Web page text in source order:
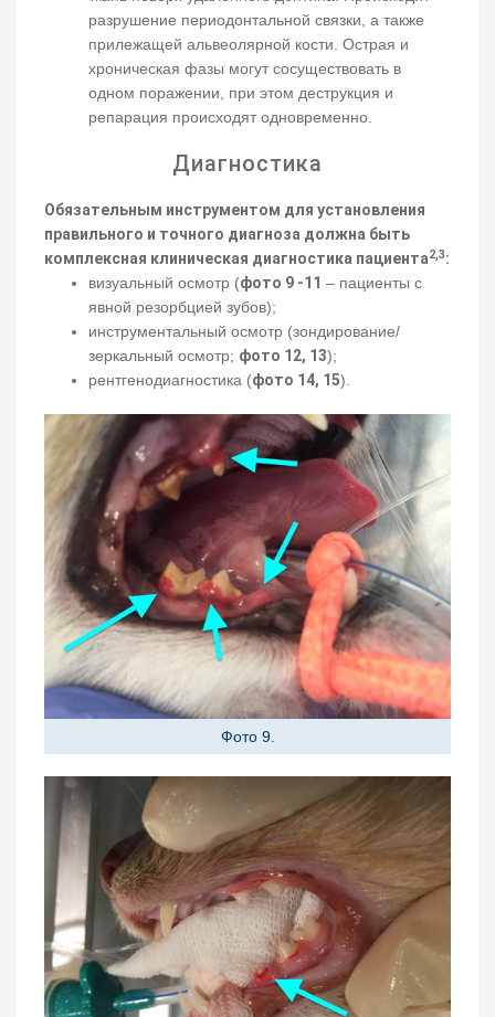
разрушение периодонтальной связки, а также
прилежащей альвеолярной кости. Острая и
хроническая фазы могут сосуществовать в
одном поражении, при этом деструкция и
репарация происходят одновременно.
Диагностика
Обязательным инструментом для установления
правильного и точного диагноза должна быть
комплексная клиническая диагностика пациента2,3:
визуальный осмотр (фото 9 -11 – пациенты с
явной резорбцией зубов);
инструментальный осмотр (зондирование/
зеркальный осмотр; фото 12, 13);
рентгенодиагностика (фото 14, 15).
Фото 9.